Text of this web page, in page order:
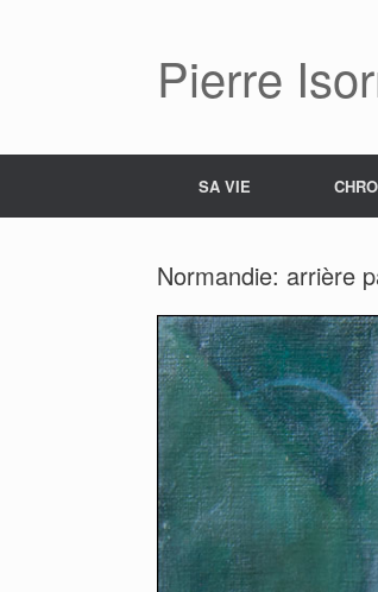
Pierre
SA VIE
Normandie: arrière